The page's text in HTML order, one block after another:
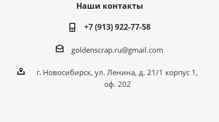
Наши контакты
+7 (913) 922-77-58
goldenscrap.ru@gmail.com
г. Новосибирск, ул. Ленина, д. 21/1 корпус 1,
оф. 202